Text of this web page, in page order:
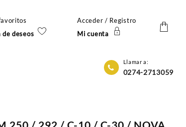
de deseos
Acceder / Registro
Mi cuenta
Llamar a:
0274-2713059